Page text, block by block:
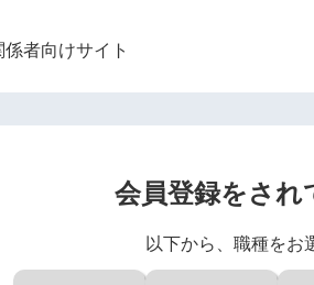
係者向けサイト
会員登録をされ
以下から、職種をお